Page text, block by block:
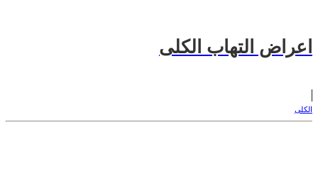
اعراض التهاب الكلى
الكلى